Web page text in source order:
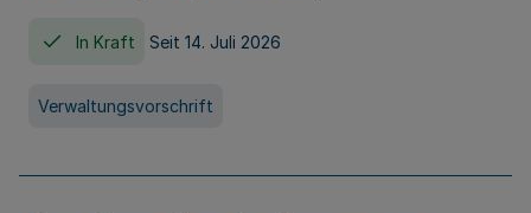
In Kraft Seit 14. Juli 2026
Verwaltungsvorschrift